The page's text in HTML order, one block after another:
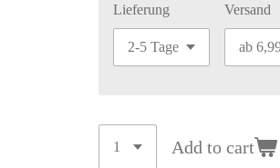
Lieferung Versand
Add to cart